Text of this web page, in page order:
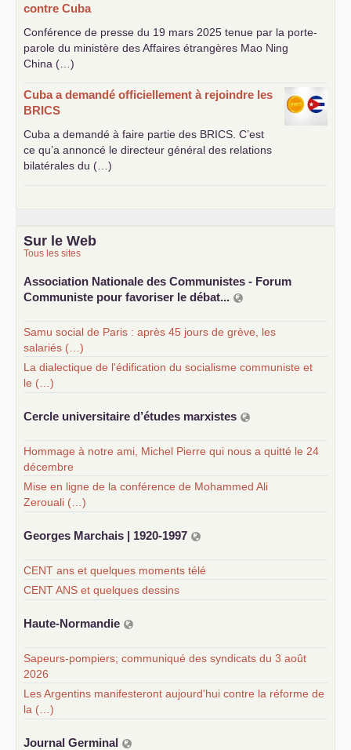
contre Cuba
Conférence de presse du 19 mars 2025 tenue par la porte-
parole du ministère des Affaires étrangères Mao Ning
China (…)
Cuba a demandé officiellement à rejoindre les
BRICS
Cuba a demandé à faire partie des BRICS . C’est
ce qu’a annoncé le directeur général des relations
bilatérales du (…)
Sur le Web
Tous les sites
Association Nationale des Communistes - Forum
Communiste pour favoriser le débat...
Samu social de Paris : après 45 jours de grève, les
salariés (…)
La dialectique de l'édification du socialisme communiste et
le (…)
Cercle universitaire d’études marxistes
Hommage à notre ami, Michel Pierre qui nous a quitté le 24
décembre
Mise en ligne de la conférence de Mohammed Ali
Zerouali (…)
Georges Marchais | 1920-1997
CENT ans et quelques moments télé
CENT ANS et quelques dessins
Haute-Normandie
Sapeurs-pompiers; communiqué des syndicats du 3 août
2026
Les Argentins manifesteront aujourd'hui contre la réforme de
la (…)
Journal Germinal